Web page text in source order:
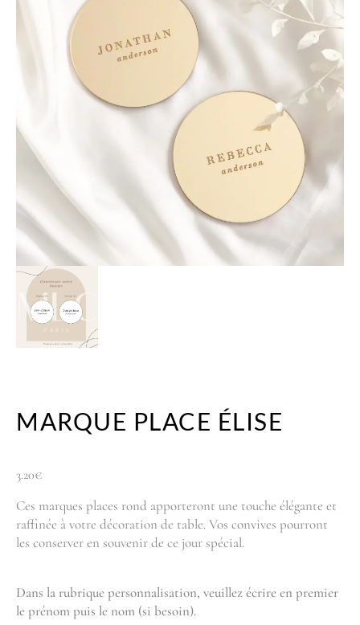
MARQUE PLACE ÉLISE
3.20€
Ces marques places rond apporteront une touche élégante et
raffinée à votre décoration de table. Vos convives pourront
les conserver en souvenir de ce jour spécial.
Dans la rubrique personnalisation, veuillez écrire en premier
le prénom puis le nom (si besoin).